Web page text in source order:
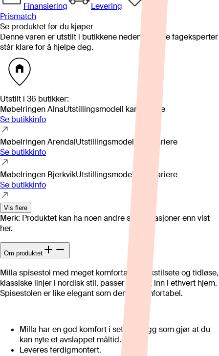
Finansiering
Levering
Prismatch
Se produktet før du kjøper
Denne varen er utstilt i butikkene nedenfor. Våre fageksperter
står klare for å hjelpe deg.
Utstilt i 36 butikker:
Møbelringen AlnaUtstillingsmodell kan variere
Se butikkinfo
Møbelringen ArendalUtstillingsmodell kan variere
Se butikkinfo
Møbelringen BjerkvikUtstillingsmodell kan variere
Se butikkinfo
Vis flere
Merk: Produktet kan ha noen andre spesifikasjoner enn vist
her.
Om produktet
Milla spisestol med meget komfortabelt tekstilsete og tidløse,
klassiske linjer i nordisk stil, passer perfekt inn i ethvert hjem.
Spisestolen er like elegant som den er komfortabel.
Milla har en god komfort i sete og rygg som gjør at du
kan nyte et avslappet måltid.
Leveres ferdigmontert.